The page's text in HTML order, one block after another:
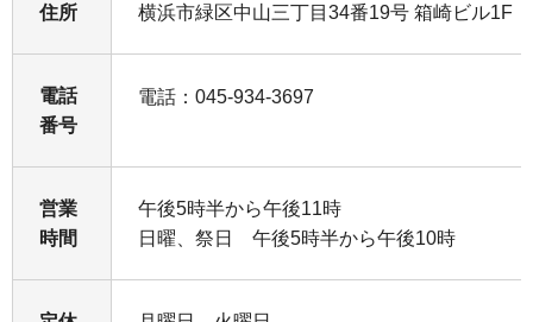
住所 横浜市緑区中山三丁目34番19号 箱崎ビル1F
電話
番号
電話：045-934-3697
営業
時間
午後5時半から午後11時
日曜、祭日 午後5時半から午後10時